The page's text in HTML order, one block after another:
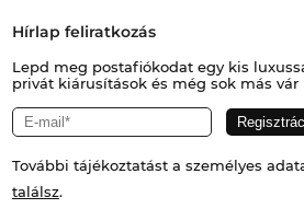
Hírlap feliratkozás
Lepd meg postafiókodat egy kis
privát kiárusítások és még sok más vár
További tájékoztatást a személyes
találsz.